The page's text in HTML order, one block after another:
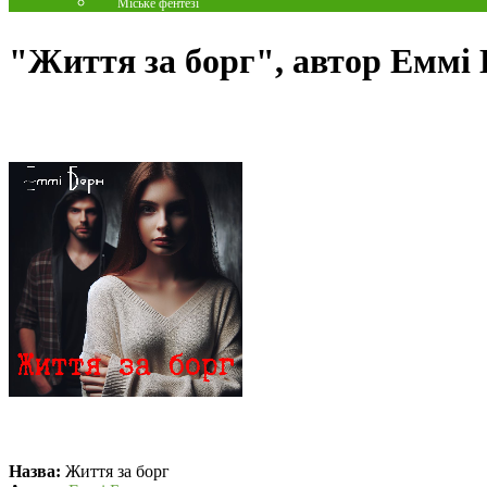
Міське фентезі
"Життя за борг", автор Еммі
Назва: Життя за борг